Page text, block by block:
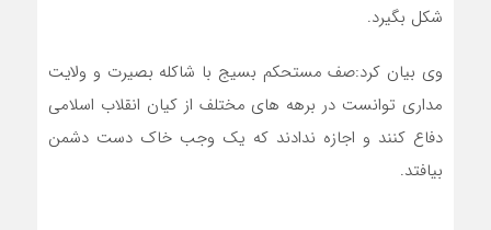
شکل بگیرد.
وی بیان کرد:صف مستحکم بسیج با شاکله بصیرت و ولایت
مداری توانست در برهه های مختلف از کیان انقلاب اسلامی
دفاع کنند و اجازه ندادند که یک وجب خاک دست دشمن
بیافتد.